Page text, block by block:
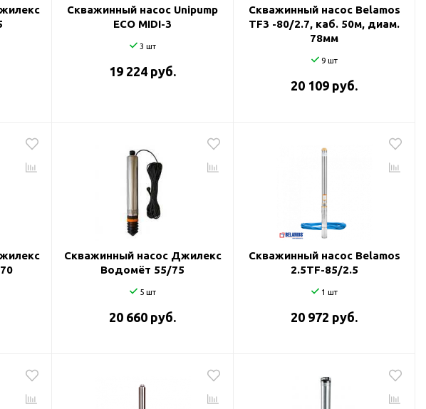
Скважинный насос Unipump
ECO MIDI-3
3 шт
19 224 руб.
Скважинный насос Belamos
TF3 -80/2.7, каб. 50м, диам.
78мм
9 шт
20 109 руб.
Скважинный насос Джилекс
Водомёт 55/75
5 шт
20 660 руб.
Скважинный насос Belamos
2.5TF-85/2.5
1 шт
20 972 руб.